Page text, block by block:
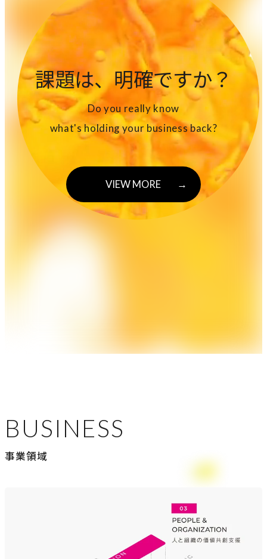
課題は、明確ですか？
Do you really know
what's holding your business back?
VIEW MORE →
BUSINESS
事業領域